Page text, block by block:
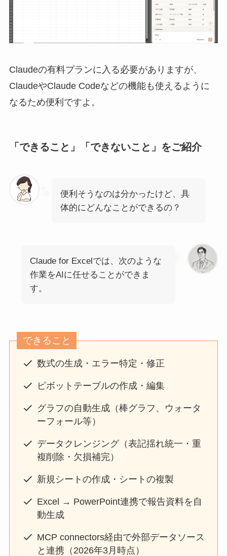
Claudeの有料プランに入る必要がありますが、
ClaudeやClaude Codeなどの機能も使えるように
なるため便利ですよ。
「できること」「できないこと」をご紹介
便利そうなのは分かったけど、具
体的にどんなことができるの？
Claude for Excelでは、次のような
作業をAIに任せることができま
す。
できること
数式の生成・エラー特定・修正
ピボットテーブルの作成・編集
グラフの自動生成（棒グラフ、ウォータ
ーフォール等）
データクレンジング（表記揺れ統一・重
複削除・欠損補完）
新規シートの作成・シートの複製
Excel → PowerPoint連携で報告資料を自
動生成
MCP connectors経由で外部データソース
と連携（2026年3月時点）